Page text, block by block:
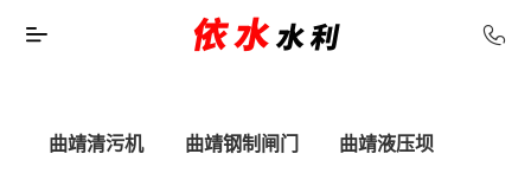
曲靖清污机 曲靖钢制闸门 曲靖液压坝